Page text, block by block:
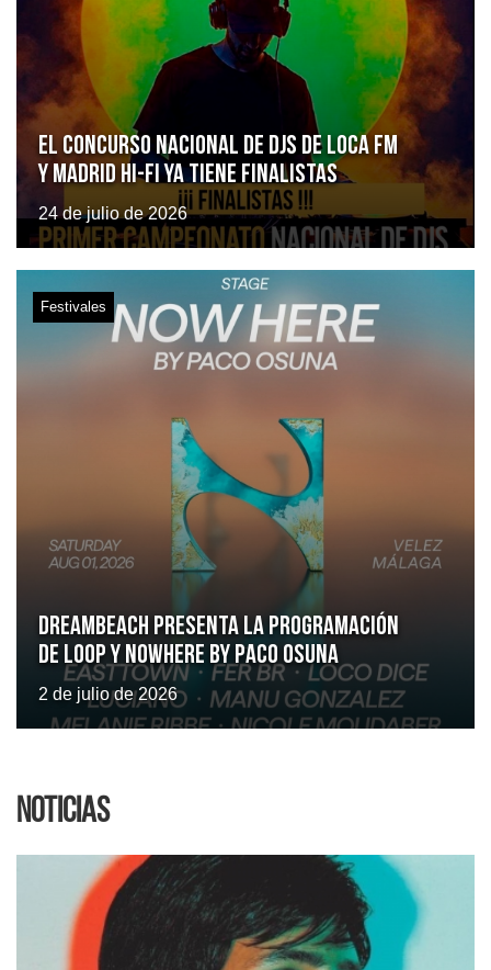
El Concurso Nacional de DJs de Loca FM
y Madrid Hi-Fi ya tiene finalistas
24 de julio de 2026
Dreambeach presenta la programación
de LOOP y Nowhere by Paco Osuna
2 de julio de 2026
Festivales
Noticias